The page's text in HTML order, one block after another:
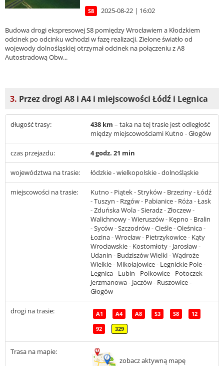
S8 2025-08-22 | 16:02
Budowa drogi ekspresowej S8 pomiędzy Wrocławiem a Kłodzkiem
odcinek po odcinku wchodzi w fazę realizacji. Zielone światło od
wojewody dolnośląskiej otrzymał odcinek na połączeniu z A8
Autostradową Obw...
3. Przez drogi A8 i A4 i miejscowości Łódź i Legnica
długość trasy: 438 km – taka na tej trasie jest odległość
między miejscowościami Kutno - Głogów
czas przejazdu: 4 godz. 21 min
województwa na trasie: łódzkie - wielkopolskie - dolnośląskie
miejscowości na trasie:
Kutno - Piątek - Stryków - Brzeziny - Łódź
- Tuszyn - Rzgów - Pabianice - Róża - Łask
- Zduńska Wola - Sieradz - Złoczew -
Walichnowy - Wieruszów - Kępno - Bralin
- Syców - Szczodrów - Cieśle - Oleśnica -
Łozina - Wrocław - Pietrzykowice - Kąty
Wrocławskie - Kostomłoty - Jarosław -
Udanin - Budziszów Wielki - Wądroże
Wielkie - Mikołajowice - Legnickie Pole -
Legnica - Lubin - Polkowice - Potoczek -
Jerzmanowa - Jaczów - Ruszowice -
Głogów
drogi na trasie: A1 A4 A8 S3 S8 12
92 329
Trasa na mapie:
zobacz aktywną mapę